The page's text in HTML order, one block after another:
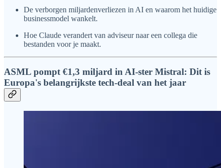
De verborgen miljardenverliezen in AI en waarom het huidige
businessmodel wankelt.
Hoe Claude verandert van adviseur naar een collega die
bestanden voor je maakt.
ASML pompt €1,3 miljard in AI-ster Mistral: Dit is
Europa's belangrijkste tech-deal van het jaar